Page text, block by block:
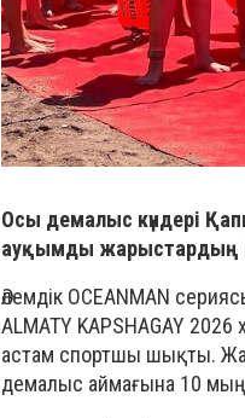
Осы демалыс күндері
ауқымды жарыстардың
Әлемдік OCEANMAN
ALMATY KAPSHAGAY
астам спортшы шықты.
демалыс аймағына 10